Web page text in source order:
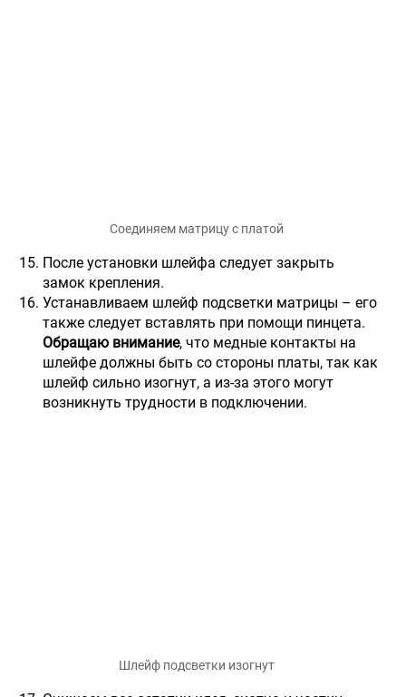
Соединяем матрицу с платой
После установки шлейфа следует закрыть
замок крепления.
Устанавливаем шлейф подсветки матрицы – его
также следует вставлять при помощи пинцета.
Обращаю внимание, что медные контакты на
шлейфе должны быть со стороны платы, так как
шлейф сильно изогнут, а из-за этого могут
возникнуть трудности в подключении.
Шлейф подсветки изогнут